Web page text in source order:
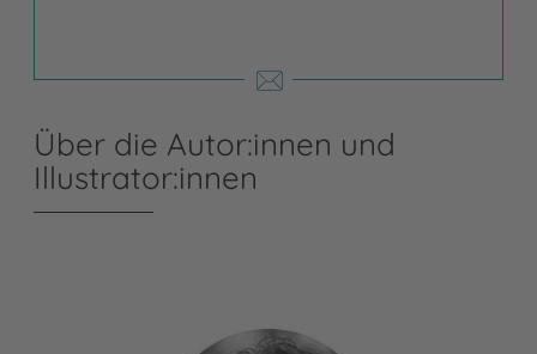
Über die Autor:innen und
Illustrator:innen